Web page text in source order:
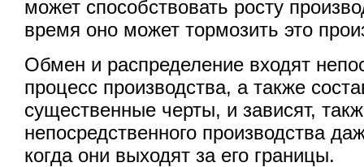
может способствовать росту
время оно может тормозить это
Обмен и распределение входят
процесс производства, а также
существенные черты, и зависят,
непосредственного производства
когда они выходят за его границы.